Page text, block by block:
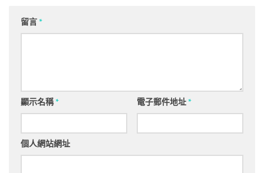
留言*
顯示名稱* 電子郵件地址*
個人網站網址